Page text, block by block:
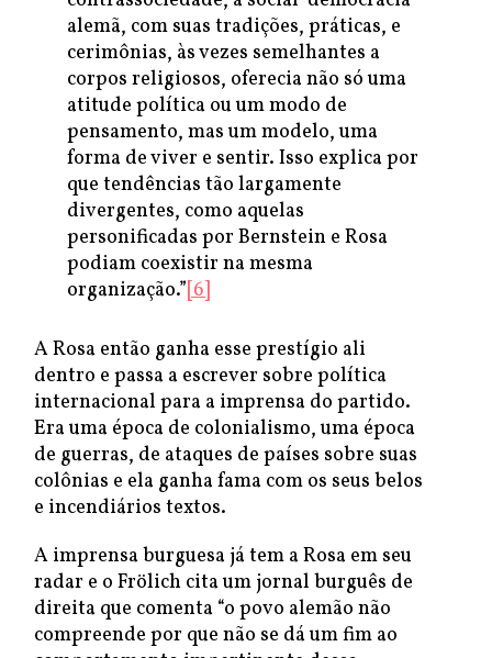
alemã, com suas tradições, práticas, e
cerimônias, às vezes semelhantes a
corpos religiosos, oferecia não só uma
atitude política ou um modo de
pensamento, mas um modelo, uma
forma de viver e sentir. Isso explica por
que tendências tão largamente
divergentes, como aquelas
personificadas por Bernstein e Rosa
podiam coexistir na mesma
organização.”[6]
A Rosa então ganha esse prestígio ali
dentro e passa a escrever sobre política
internacional para a imprensa do partido.
Era uma época de colonialismo, uma época
de guerras, de ataques de países sobre suas
colônias e ela ganha fama com os seus belos
e incendiários textos.
A imprensa burguesa já tem a Rosa em seu
radar e o Frölich cita um jornal burguês de
direita que comenta “o povo alemão não
compreende por que não se dá um fim ao